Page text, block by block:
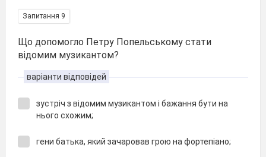
Запитання 9
Що допомогло Петру Попельському стати
відомим музикантом?
варіанти відповідей
зустріч з відомим музикантом і бажання бути на
нього схожим;
гени батька, який зачаровав грою на фортепіано;